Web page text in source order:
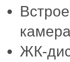
ЖК-